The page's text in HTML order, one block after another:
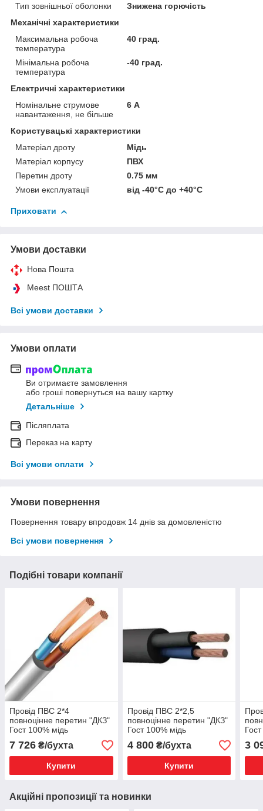
Тип зовнішньої оболонки
Знижена горючість
Механічні характеристики
Максимальна робоча
температура
40 град.
Мінімальна робоча
температура
-40 град.
Електричні характеристики
Номінальне струмове
навантаження, не більше
6 А
Користувацькі характеристики
Матеріал дроту
Мідь
Матеріал корпусу
ПВХ
Перетин дроту
0.75 мм
Умови експлуатації
від -40°С до +40°С
Приховати
Умови доставки
Нова Пошта
Meest ПОШТА
Всі умови доставки
Умови оплати
Ви отримаєте замовлення
або гроші повернуться на вашу картку
Детальніше
Післяплата
Переказ на карту
Всі умови оплати
Умови повернення
Повернення товару впродовж 14 днів за домовленістю
Всі умови повернення
Подібні товари компанії
Провід ПВС 2*4
повноцінне перетин "ДКЗ"
Гост 100% мідь
7 726 ₴/бухта
Купити
Провід ПВС 2*2,5
повноцінне перетин "ДКЗ"
Гост 100% мідь
4 800₴/бухта
Купити
3
Акційні пропозиції та новинки